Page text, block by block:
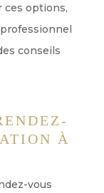
ces options,
conseils
À
vous